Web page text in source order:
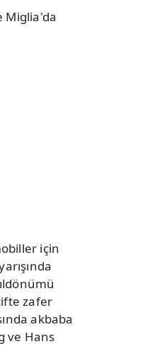
Miglia'da
için
zafer
akbaba
ve Hans